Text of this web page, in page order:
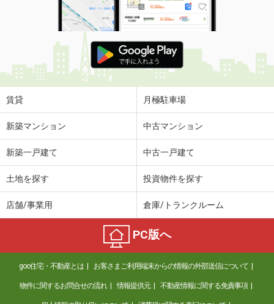
賃貸 月極駐車場
新築マンション 中古マンション
新築一戸建て 中古一戸建て
土地を探す 投資物件を探す
店舗/事業用 倉庫/トランクルーム
PC版へ
goo住宅・不動産とは お客さまご利用端末からの情報の外部送信について
物件に関するお問合せの流れ 情報提供元 不動産情報に関する免責事項